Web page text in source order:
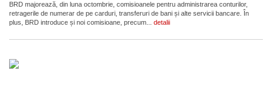
BRD majorează, din luna octombrie, comisioanele pentru administrarea conturilor,
retragerile de numerar de pe carduri, transferuri de bani și alte servicii bancare. În
plus, BRD introduce și noi comisioane, precum... detalii